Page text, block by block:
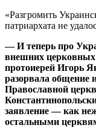
«Разгромить
патриархата не
— И теперь про
внешних церковных
протоиерей Игорь
разорвала общение
Православной
заявление — как
остальными